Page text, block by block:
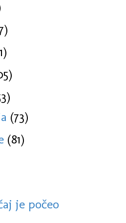
(73)
(81)
je počeo